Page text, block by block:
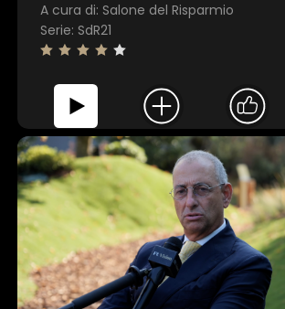
Accetta tutti
Personalizza
A cura di: Salone del Risparmio
Serie: SdR21